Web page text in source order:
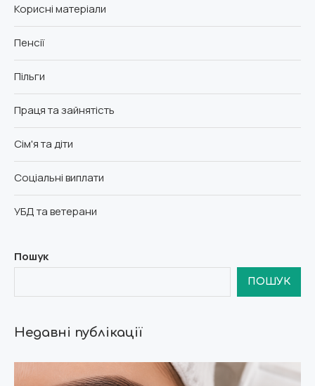
Пошук
ПОШУК
Недавні публікації
Корисні матеріали
Пенсії
Пільги
Праця та зайнятість
Сім'я та діти
Соціальні виплати
УБД та ветерани